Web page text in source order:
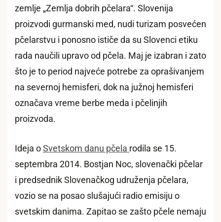
zemlje „Zemlja dobrih pčelara“. Slovenija
proizvodi gurmanski med, nudi turizam posvećen
pčelarstvu i ponosno ističe da su Slovenci etiku
rada naučili upravo od pčela. Maj je izabran i zato
što je to period najveće potrebe za oprašivanjem
na severnoj hemisferi, dok na južnoj hemisferi
označava vreme berbe meda i pčelinjih
proizvoda.
Ideja o Svetskom danu pčela rodila se 15.
septembra 2014. Bostjan Noc, slovenački pčelar
i predsednik Slovenačkog udruženja pčelara,
vozio se na posao slušajući radio emisiju o
svetskim danima. Zapitao se zašto pčele nemaju